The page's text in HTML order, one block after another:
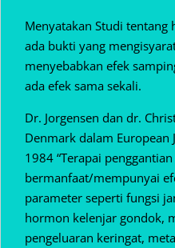
Menyatakan Studi
ada bukti yang
menyebabkan efek
ada efek sama sekali.
Dr. Jorgensen dan dr.
Denmark dalam
1984 “Terapai
bermanfaat/mempunyai
parameter seperti fungsi
hormon kelenjar gondok,
pengeluaran keringat,